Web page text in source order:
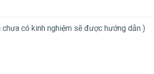
có kinh nghiệm sẽ được hướng dẫn )